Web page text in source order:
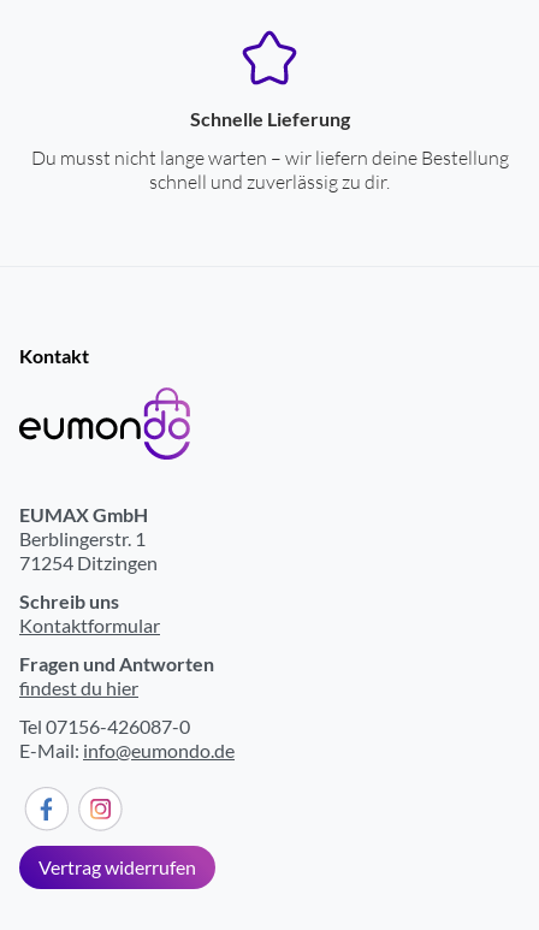
Schnelle Lieferung
Du musst nicht lange warten – wir liefern deine Bestellung
schnell und zuverlässig zu dir.
Kontakt
EUMAX GmbH
Berblingerstr. 1
71254 Ditzingen
Schreib uns
Kontaktformular
Fragen und Antworten
findest du hier
Tel 07156-426087-0
E-Mail: info@eumondo.de
Vertrag widerrufen